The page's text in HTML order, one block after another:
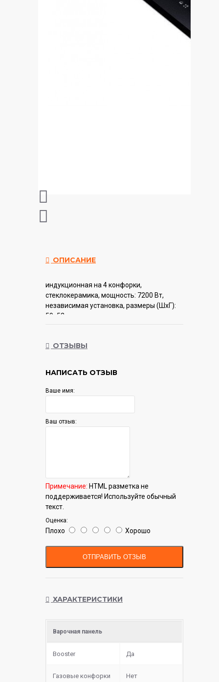
ОПИСАНИЕ
индукционная на 4 конфорки,
cтеклокерамика, мощность: 7200 Вт,
независимая установка, размеры (ШхГ):
59x52 см
ОТЗЫВЫ
НАПИСАТЬ ОТЗЫВ
Ваше имя:
Ваш отзыв:
Примечание: HTML разметка не
поддерживается! Используйте обычный
текст.
Оценка:
Плохо Хорошо
ОТПРАВИТЬ ОТЗЫВ
ХАРАКТЕРИСТИКИ
Варочная панель
Booster Да
Газовые конфорки Нет